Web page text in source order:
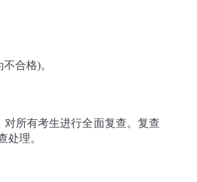
合格)。
所有考生进行全面复查。复查
处理。